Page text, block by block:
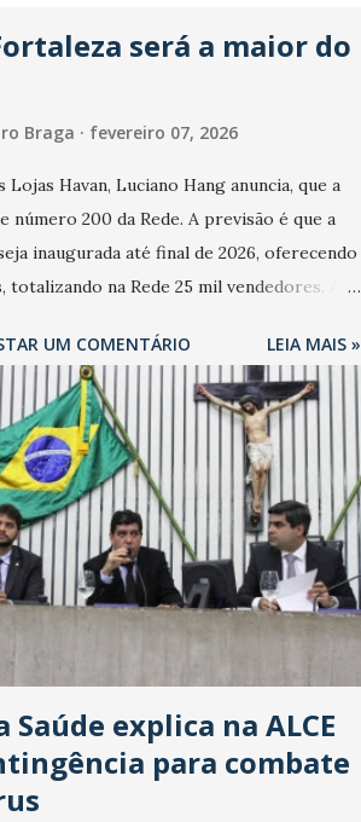
faturamento também cresceu. De acordo
n...
será a maior do
Braga fevereiro 07, 2026
Havan, Luciano Hang anuncia, que a
número 200 da Rede. A previsão é que a
inaugurada até final de 2026, oferecendo
na Rede 25 mil vendedores. A
extraoficiais indicam, que será na Avenida
Uma coisa é certa: será a maior
UM COMENTÁRIO LEIA MAIS »
Saúde explica na ALCE
para combate